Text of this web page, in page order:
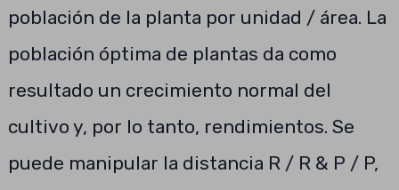
población de la planta por unidad / área. La
población óptima de plantas da como
resultado un crecimiento normal del
cultivo y, por lo tanto, rendimientos. Se
puede manipular la distancia R / R & P / P,